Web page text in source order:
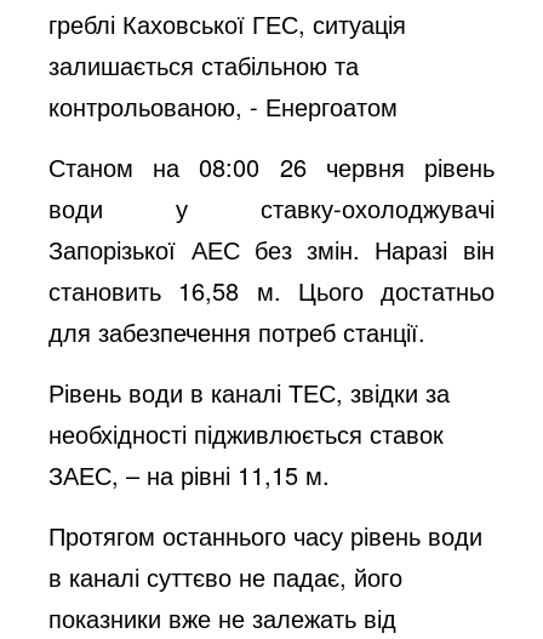
греблі Каховської ГЕС, ситуація
залишається стабільною та
контрольованою, - Енергоатом
Станом на 08:00 26 червня рівень
води у ставку-охолоджувачі
Запорізької АЕС без змін. Наразі він
становить 16,58 м. Цього достатньо
для забезпечення потреб станції.
Рівень води в каналі ТЕС, звідки за
необхідності підживлюється ставок
ЗАЕС, – на рівні 11,15 м.
Протягом останнього часу рівень води
в каналі суттєво не падає, його
показники вже не залежать від